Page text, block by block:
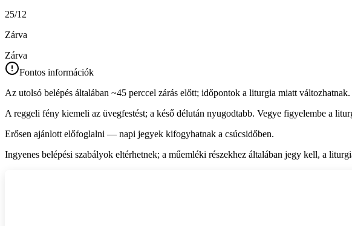
25/12
Zárva
Zárva
Fontos információk
Az utolsó belépés általában ~45 perccel zárás előtt; időpontok a liturgia miatt változhatnak.
A reggeli fény kiemeli az üvegfestést; a késő délután nyugodtabb. Vegye figyelembe a
Erősen ajánlott előfoglalni — napi jegyek kifogyhatnak a csúcsidőben.
Ingyenes belépési szabályok eltérhetnek; a műemléki részekhez általában jegy kell, a